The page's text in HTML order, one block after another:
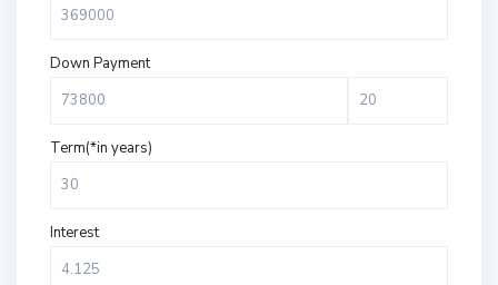
Down Payment
Term(*in years)
Interest